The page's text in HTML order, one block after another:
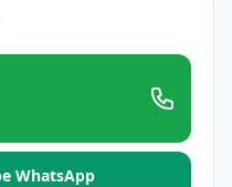
WhatsApp